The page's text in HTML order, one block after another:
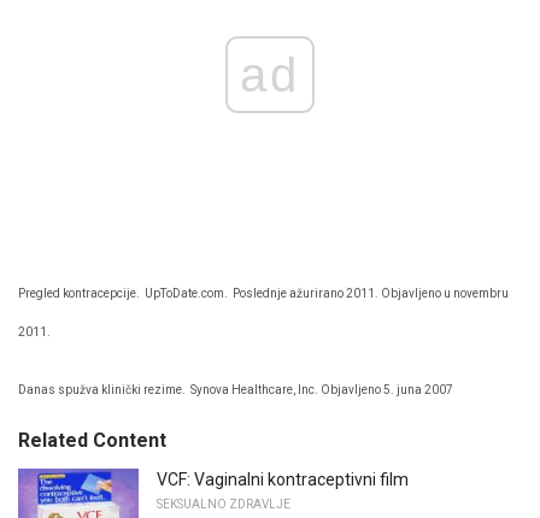
ad
Pregled kontracepcije. UpToDate.com. Poslednje ažurirano 2011. Objavljeno u novembru
2011.
Danas spužva klinički rezime. Synova Healthcare, Inc. Objavljeno 5. juna 2007
Related Content
VCF: Vaginalni kontraceptivni film
SEKSUALNO ZDRAVLJE